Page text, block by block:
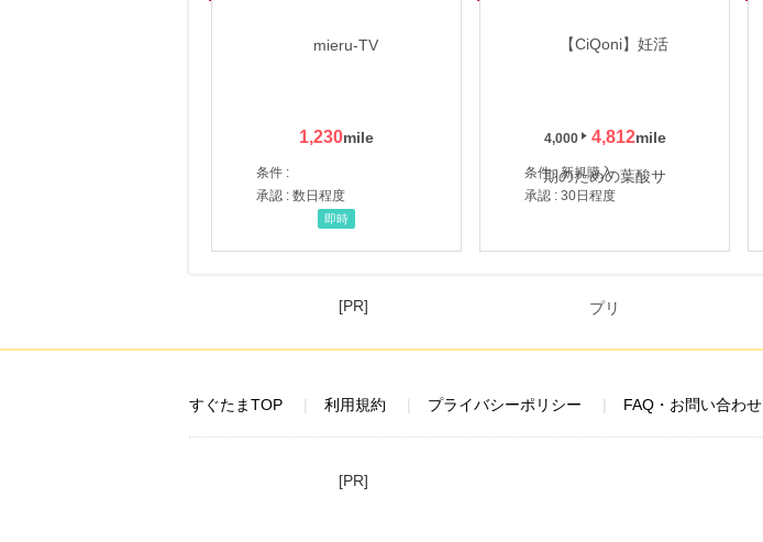
1,230
条件 :
承認 : 数日程度
即時
4,000 4,812
条件 : 新規購入
承認 : 30日程度
[PR]
すぐたまTOP 利用規約 プライバシーポリシー FAQ・お問い合わせ
[PR]